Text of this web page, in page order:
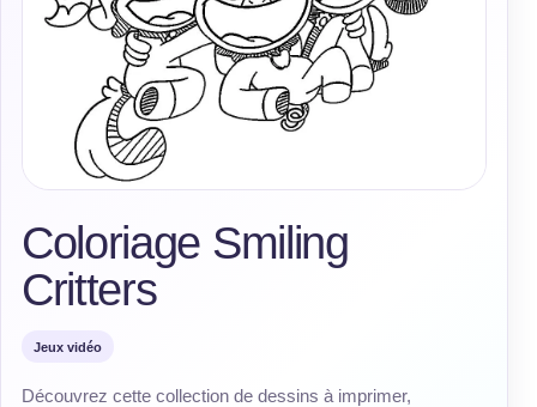
Coloriage Smiling
Critters
Jeux vidéo
Découvrez cette collection de dessins à imprimer,